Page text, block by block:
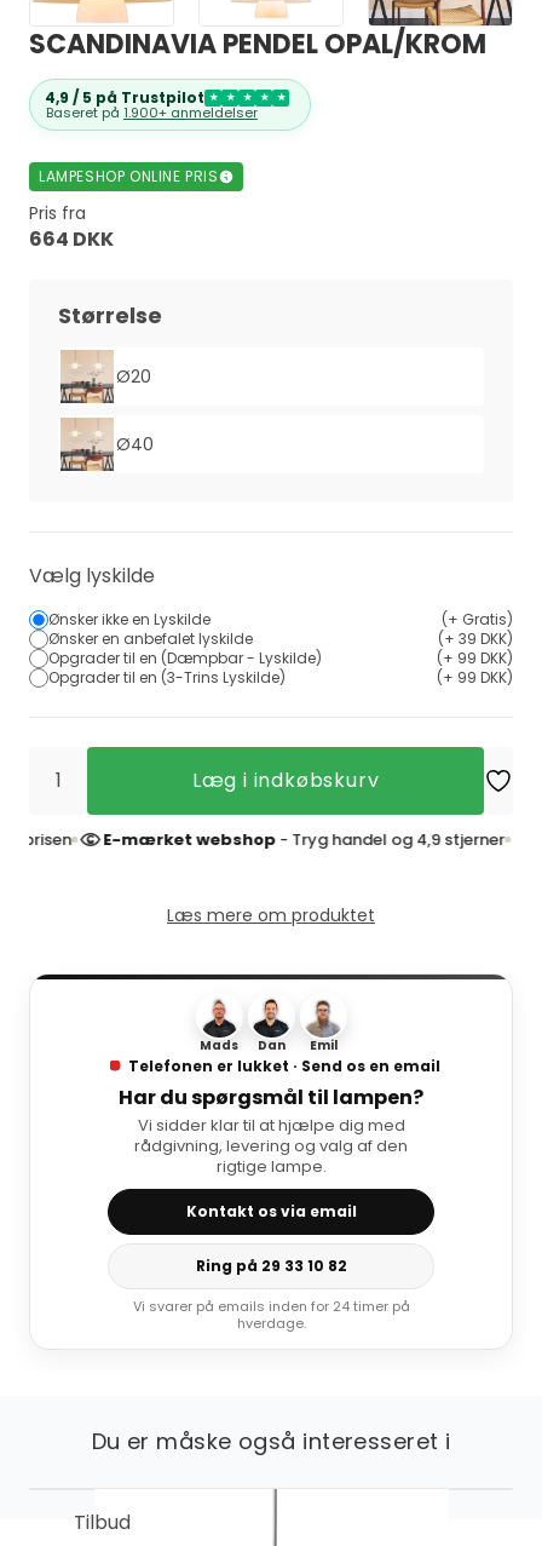
SCANDINAVIA PENDEL OPAL/KROM
4,9 / 5 på Trustpilot ★ ★ ★ ★ ★
Baseret på 1.900+ anmeldelser
LAMPESHOP ONLINE PRIS
Pris fra
664 DKK
Størrelse
Ø20
Ø40
Vælg lyskilde
Ønsker ikke en Lyskilde
(+ Gratis)
Ønsker en anbefalet lyskilde
(+ 39 DKK)
Opgrader til en (Dæmpbar - Lyskilde)
(+ 99 DKK)
Opgrader til en (3-Trins Lyskilde)
(+ 99 DKK)
Læg i indkøbskurv
E-mærket webshop- Tryg handel og 4,9 stjerner
Læs mere om produktet
Mads Dan Emil
Telefonen er lukket · Send os en email
Har du spørgsmål til lampen?
Vi sidder klar til at hjælpe dig med
rådgivning, levering og valg af den
rigtige lampe.
Kontakt os via email
Ring på 29 33 10 82
Vi svarer på emails inden for 24 timer på
hverdage.
Du er måske også interesseret i
Tilbud